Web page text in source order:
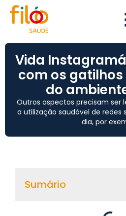
Vida
com os
do
Outros aspectos precisam ser
a utilização saudável de redes
dia, por
Sumário